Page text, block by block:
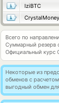
IziBTC
CrystalMoney
Всего по
Суммарный резерв
Официальный курс
Некоторые из
обменов с
выгодный обмен